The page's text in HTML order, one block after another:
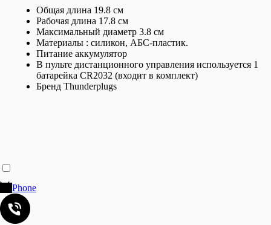
Общая длина 19.8 см
Рабочая длина 17.8 см
Максимальный диаметр 3.8 см
Материалы : силикон, АБС-пластик.
Питание аккумулятор
В пульте дистанционного управления используется 1
батарейка CR2032 (входит в комплект)
Бренд Thunderplugs
Phone